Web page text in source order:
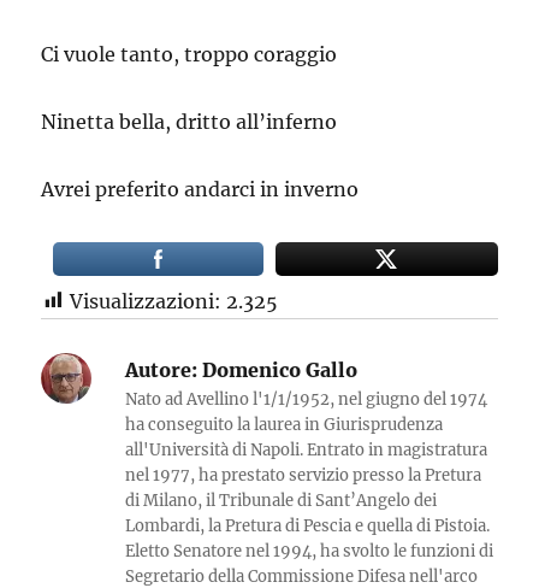
Ci vuole tanto, troppo coraggio
Ninetta bella, dritto all’inferno
Avrei preferito andarci in inverno
Visualizzazioni: 2.325
Autore: Domenico Gallo
Nato ad Avellino l'1/1/1952, nel giugno del 1974
ha conseguito la laurea in Giurisprudenza
all'Università di Napoli. Entrato in magistratura
nel 1977, ha prestato servizio presso la Pretura
di Milano, il Tribunale di Sant’Angelo dei
Lombardi, la Pretura di Pescia e quella di Pistoia.
Eletto Senatore nel 1994, ha svolto le funzioni di
Segretario della Commissione Difesa nell'arco